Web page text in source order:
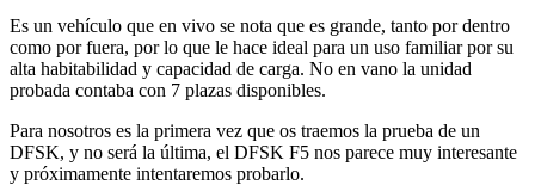
Es un vehículo que en vivo se nota que es grande, tanto por dentro
como por fuera, por lo que le hace ideal para un uso familiar por su
alta habitabilidad y capacidad de carga. No en vano la unidad
probada contaba con 7 plazas disponibles.
Para nosotros es la primera vez que os traemos la prueba de un
DFSK, y no será la última, el DFSK F5 nos parece muy interesante
y próximamente intentaremos probarlo.